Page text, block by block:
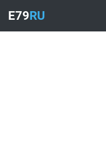
E79RU